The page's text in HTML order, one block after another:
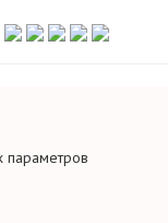
параметров